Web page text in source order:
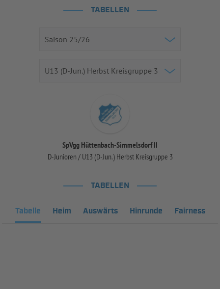
TABELLEN
SpVgg Hüttenbach-Simmelsdorf II
D-Junioren / U13 (D-Jun.) Herbst Kreisgruppe 3
TABELLEN
Tabelle Heim Auswärts Hinrunde Fairness